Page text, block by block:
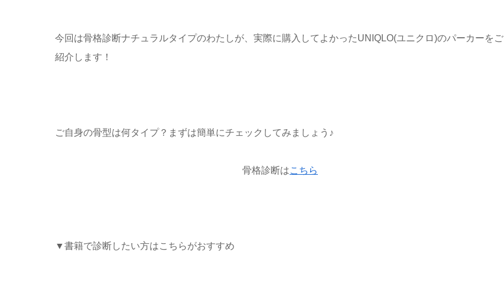
今回は骨格診断ナチュラルタイプのわたしが、実際に購入してよかったUNIQLO(ユニクロ)のパーカーをご
紹介します！
ご自身の骨型は何タイプ？まずは簡単にチェックしてみましょう♪
骨格診断はこちら
▼書籍で診断したい方はこちらがおすすめ